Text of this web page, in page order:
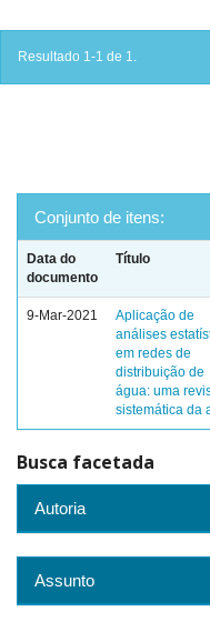
Resultado 1-1 de 1.
Conjunto de itens:
Data do
documento
Título
9-Mar-2021
Aplicação de
análises
em redes de
distribuição de
água: uma
sistemática da
Busca facetada
Autoria
Assunto